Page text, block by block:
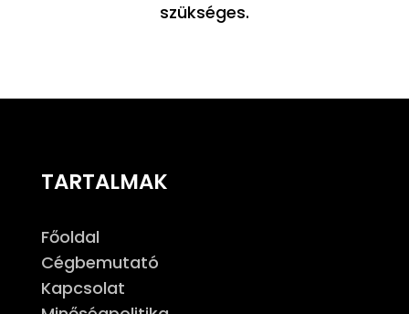
szükséges.
TARTALMAK
Főoldal
Cégbemutató
Kapcsolat